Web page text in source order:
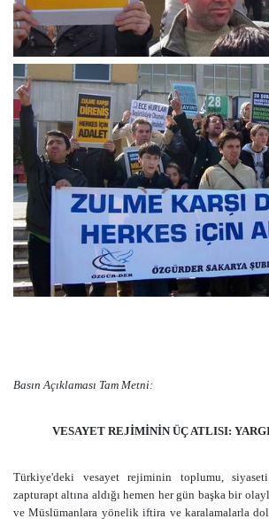
Basın Açıklaması Tam Metni:
VESAYET REJİMİNİN ÜÇ ATLISI:
Türkiye'deki vesayet rejiminin toplumu,
zapturapt altına aldığı hemen her gün başka bir
ve Müslümanlara yönelik iftira ve karalamalarla